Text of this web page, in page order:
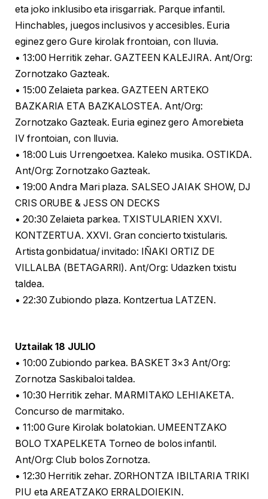
eta joko inklusibo eta irisgarriak. Parque infantil.
Hinchables, juegos inclusivos y accesibles. Euria
eginez gero Gure kirolak frontoian, con lluvia.
• 13:00 Herritik zehar. GAZTEEN KALEJIRA. Ant/Org:
Zornotzako Gazteak.
• 15:00 Zelaieta parkea. GAZTEEN ARTEKO
BAZKARIA ETA BAZKALOSTEA. Ant/Org:
Zornotzako Gazteak. Euria eginez gero Amorebieta
IV frontoian, con lluvia.
• 18:00 Luis Urrengoetxea. Kaleko musika. OSTIKDA.
Ant/Org: Zornotzako Gazteak.
• 19:00 Andra Mari plaza. SALSEO JAIAK SHOW, DJ
CRIS ORUBE & JESS ON DECKS
• 20:30 Zelaieta parkea. TXISTULARIEN XXVI.
KONTZERTUA. XXVI. Gran concierto txistularis.
Artista gonbidatua/ invitado: IÑAKI ORTIZ DE
VILLALBA (BETAGARRI). Ant/Org: Udazken txistu
taldea.
• 22:30 Zubiondo plaza. Kontzertua LATZEN.
Uztailak 18 JULIO
• 10:00 Zubiondo parkea. BASKET 3×3 Ant/Org:
Zornotza Saskibaloi taldea.
• 10:30 Herritik zehar. MARMITAKO LEHIAKETA.
Concurso de marmitako.
• 11:00 Gure Kirolak bolatokian. UMEENTZAKO
BOLO TXAPELKETA Torneo de bolos infantil.
Ant/Org: Club bolos Zornotza.
• 12:30 Herritik zehar. ZORHONTZA IBILTARIA TRIKI
PIU eta AREATZAKO ERRALDOIEKIN.